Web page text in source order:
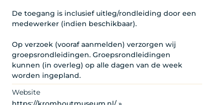
De toegang is inclusief uitleg/rondleiding door een
medewerker (indien beschikbaar).
Op verzoek (vooraf aanmelden) verzorgen wij
groepsrondleidingen. Groepsrondleidingen
kunnen (in overleg) op alle dagen van de week
worden ingepland.
Website